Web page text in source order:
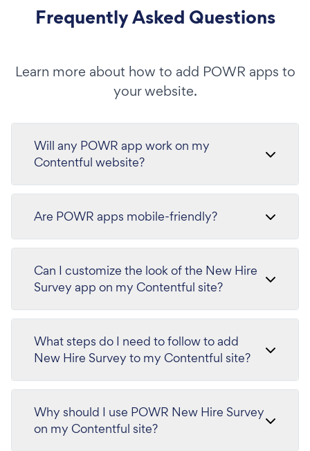
Frequently Asked Questions
Learn more about how to add POWR apps to
your website.
Will any POWR app work on my
Contentful website?
Are POWR apps mobile-friendly?
Can I customize the look of the New Hire
Survey app on my Contentful site?
What steps do I need to follow to add
New Hire Survey to my Contentful site?
Why should I use POWR New Hire Survey
on my Contentful site?